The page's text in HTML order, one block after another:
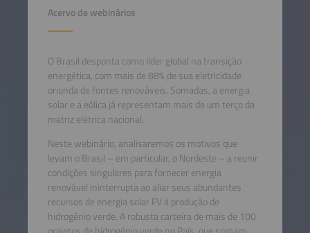
Acervo de webinários
O Brasil desponta como líder global na transição
energética, com mais de 88% de sua eletricidade
oriunda de fontes renováveis. Somadas, a energia
solar e a eólica já representam mais de um terço da
matriz elétrica nacional.
Neste webinário, analisaremos os motivos que
levam o Brasil – em particular, o Nordeste – a reunir
condições singulares para fornecer energia
renovável ininterrupta ao aliar seus abundantes
recursos de energia solar FV à produção de
hidrogênio verde. A robusta carteira de mais de 100